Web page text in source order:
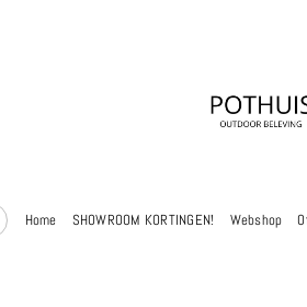
Home SHOWROOM KORTINGEN! Webshop